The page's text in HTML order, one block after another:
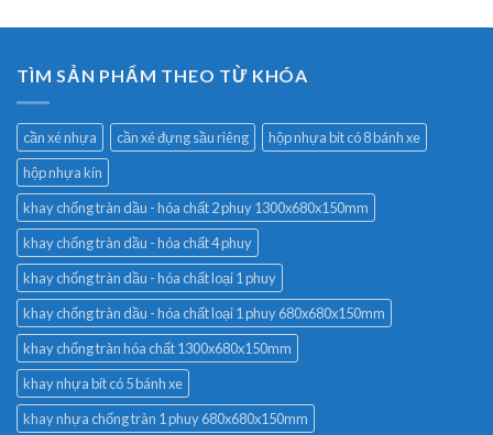
TÌM SẢN PHẨM THEO TỪ KHÓA
cần xé nhựa cần xé đựng sầu riêng
hộp nhựa bít có 8 bánh xe
hộp nhựa kín
khay chống tràn dầu - hóa chất 2 phuy 1300x680x150mm
khay chống tràn dầu - hóa chất 4 phuy
khay chống tràn dầu - hóa chất loại 1 phuy
khay chống tràn dầu - hóa chất loại 1 phuy 680x680x150mm
khay chống tràn hóa chất 1300x680x150mm
khay nhựa bít có 5 bánh xe
khay nhựa chống tràn 1 phuy 680x680x150mm